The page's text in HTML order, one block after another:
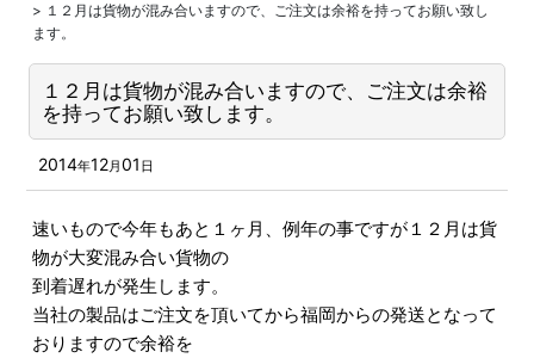
> １２月は貨物が混み合いますので、ご注文は余裕を持ってお願い致し
ます。
１２月は貨物が混み合いますので、ご注文は余裕
を持ってお願い致します。
2014年12月01 日
速いもので今年もあと１ヶ月、例年の事ですが１２月は貨
物が大変混み合い貨物の
到着遅れが発生します。
当社の製品はご注文を頂いてから福岡からの発送となって
おりますので余裕を